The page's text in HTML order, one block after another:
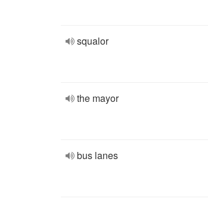
squalor
the mayor
bus lanes